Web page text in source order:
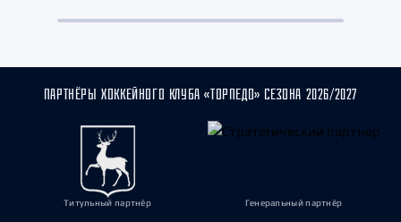
ПАРТНЁРЫ ХОККЕЙНОГО КЛУБА «ТОРПЕДО» СЕЗОНА 2026/2027
Титульный партнёр Генеральный партнёр